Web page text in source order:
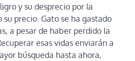
y su desprecio por la
precio. Gato se ha gastado
a pesar de haber perdido la
esas vidas enviarán a
búsqueda hasta ahora,